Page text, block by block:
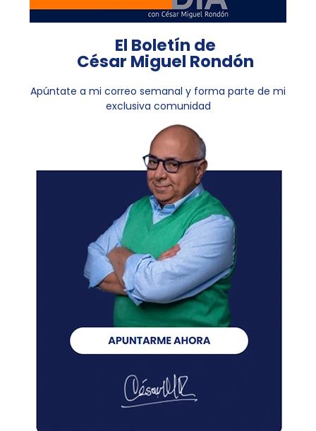
El Boletín de
César Miguel Rondón
Apúntate a mi correo semanal y forma parte de mi
exclusiva comunidad